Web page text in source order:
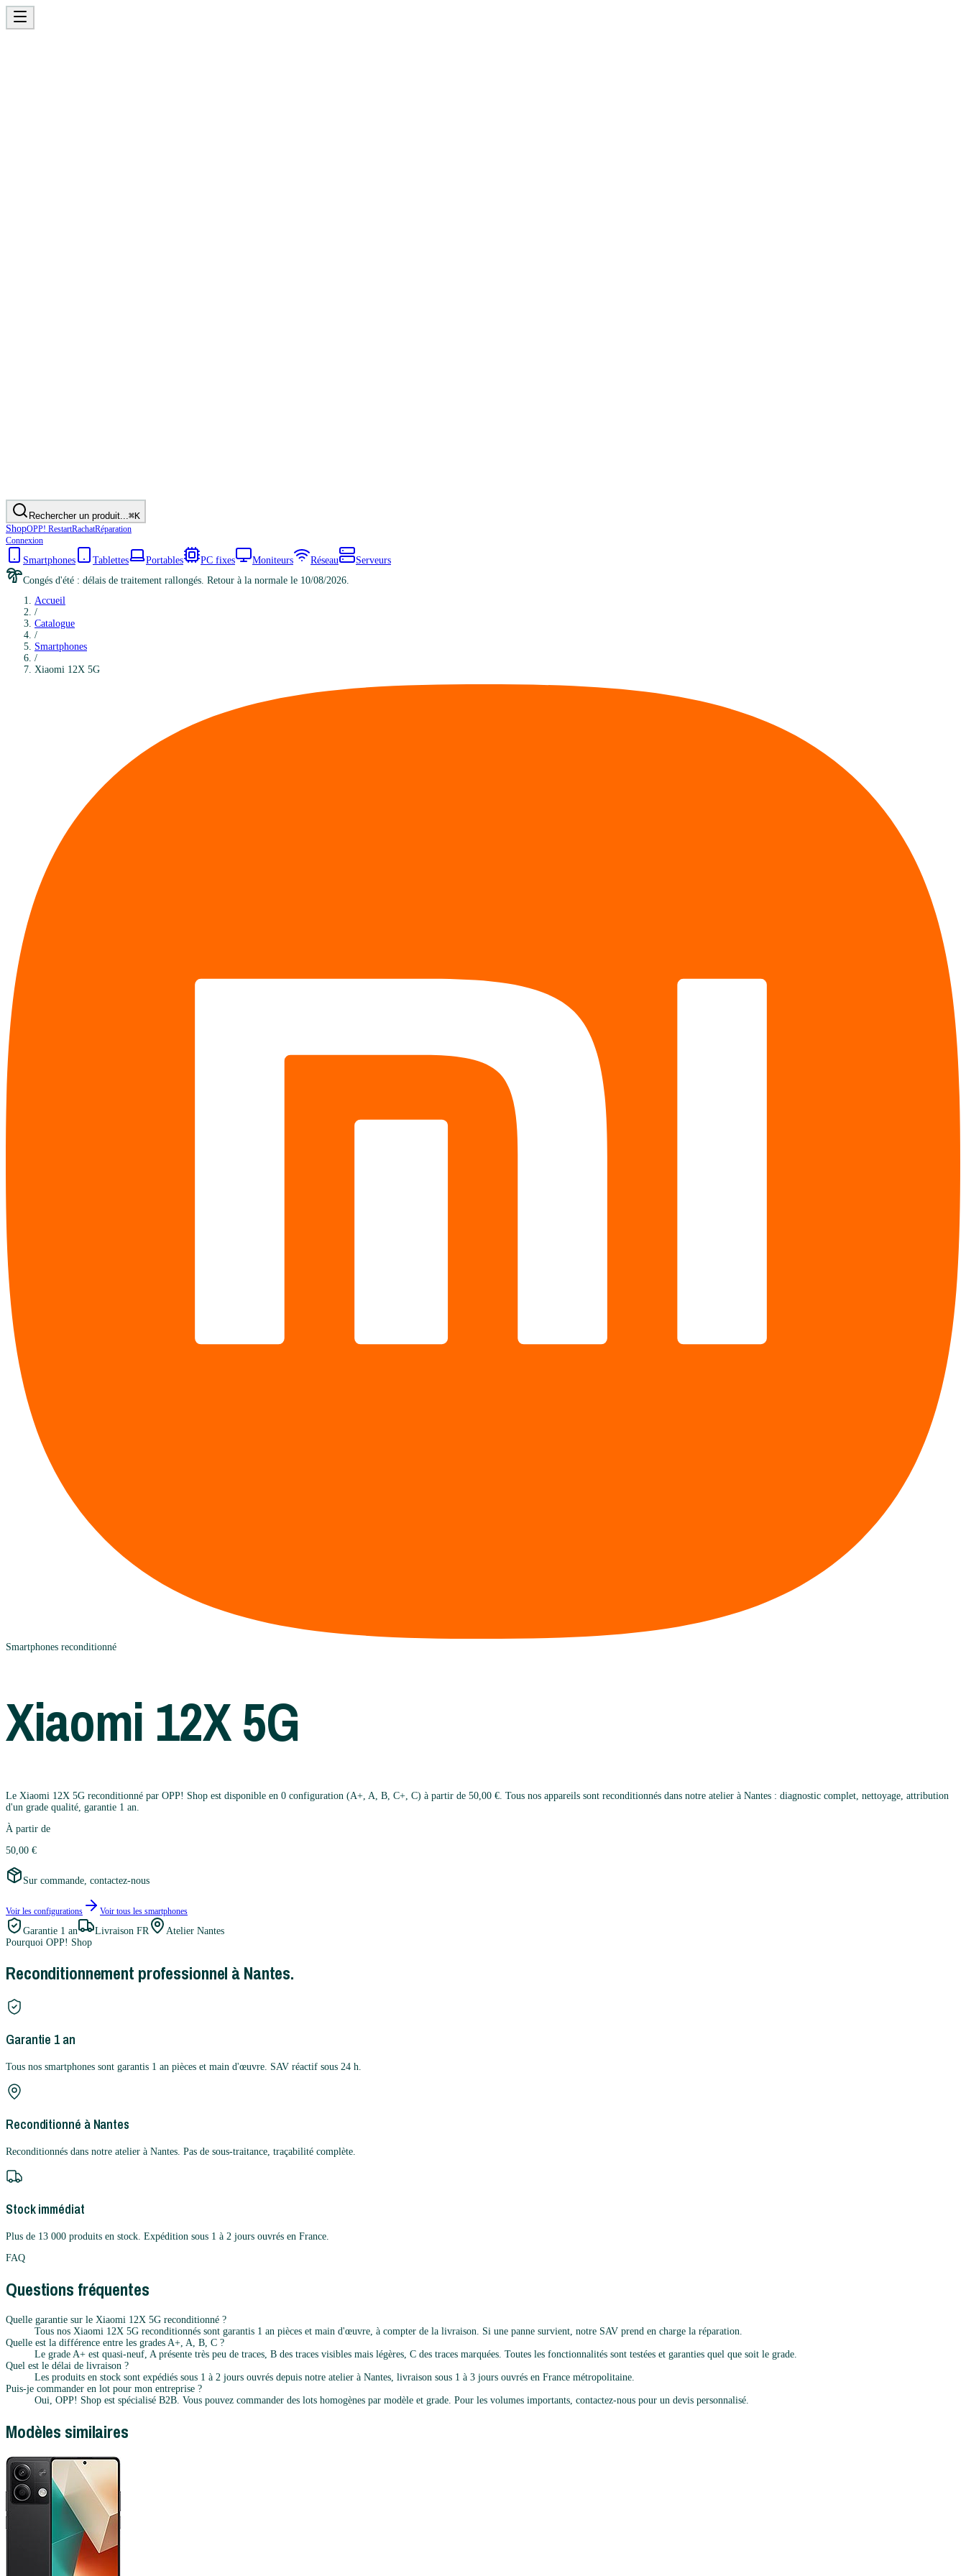
Rechercher un produit... ⌘K
ShopOPP! RestartRachatRéparation
Connexion
Smartphones Tablettes Portables PC fixes Moniteurs Réseau
Serveurs
Congés d'été : délais de traitement rallongés. Retour à la normale le 10/08/2026.
Accueil
/
Catalogue
/
Smartphones
/
Xiaomi 12X 5G
Smartphones reconditionné
Xiaomi 12X 5G
Le Xiaomi 12X 5G reconditionné par OPP! Shop est disponible en 0 configuration (A+, A, B, C+, C) à partir de 50,00 €. Tous nos appareils sont reconditionnés dans notre atelier à Nantes : diagnostic complet, nettoyage, attribution
d'un grade qualité, garantie 1 an.
À partir de
50,00 €
Sur commande, contactez-nous
Voir les configurations Voir tous les smartphones
Garantie 1 an Livraison FR
Atelier Nantes
Pourquoi OPP! Shop
Reconditionnement professionnel à Nantes.
Garantie 1 an
Tous nos smartphones sont garantis 1 an pièces et main d'œuvre. SAV réactif sous 24 h.
Reconditionné à Nantes
Reconditionnés dans notre atelier à Nantes. Pas de sous-traitance, traçabilité complète.
Stock immédiat
Plus de 13 000 produits en stock. Expédition sous 1 à 2 jours ouvrés en France.
FAQ
Questions fréquentes
Quelle garantie sur le Xiaomi 12X 5G reconditionné ?
Tous nos Xiaomi 12X 5G reconditionnés sont garantis 1 an pièces et main d'œuvre, à compter de la livraison. Si une panne survient, notre SAV prend en charge la réparation.
Quelle est la différence entre les grades A+, A, B, C ?
Le grade A+ est quasi-neuf, A présente très peu de traces, B des traces visibles mais légères, C des traces marquées. Toutes les fonctionnalités sont testées et garanties quel que soit le grade.
Quel est le délai de livraison ?
Les produits en stock sont expédiés sous 1 à 2 jours ouvrés depuis notre atelier à Nantes, livraison sous 1 à 3 jours ouvrés en France métropolitaine.
Puis-je commander en lot pour mon entreprise ?
Oui, OPP! Shop est spécialisé B2B. Vous pouvez commander des lots homogènes par modèle et grade. Pour les volumes importants, contactez-nous pour un devis personnalisé.
Modèles similaires